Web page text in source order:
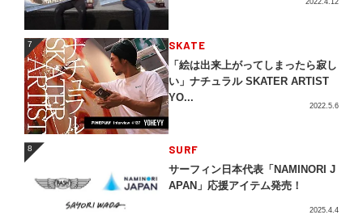
2022.4.12
7 SKATE
「絵は出来上がってしまったら寂し
い」ナチュラル SKATER ARTIST
YO...
2022.5.6
8 SURF
サーフィン日本代表「NAMINORI J
APAN」応援アイテム発売！
2025.4.4